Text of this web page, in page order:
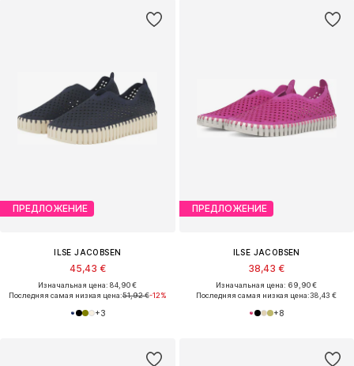
ПРЕДЛОЖЕНИЕ
ILSE JACOBSEN
45,43 €
Изначальная цена: 84,90 €
Последняя самая низкая цена:51,92 €-12%
+3
ПРЕДЛОЖЕНИЕ
ILSE JACOBSEN
38,43 €
Изначальная цена: 69,90 €
Последняя самая низкая цена:38,43 €
+8